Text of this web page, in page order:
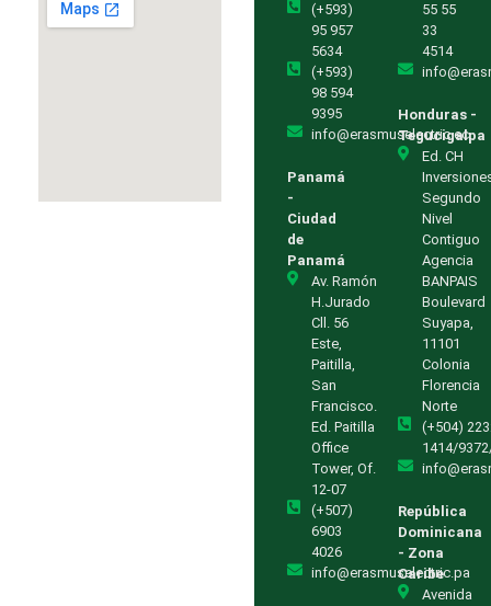
(+593)
95 957
5634
(+593)
98 594
9395
info@erasmuselectric.ec
Panamá
-
Ciudad
de
Panamá
Av. Ramón
H.Jurado
Cll. 56
Este,
Paitilla,
San
Francisco.
Ed. Paitilla
Office
Tower, Of.
12-07
(+507)
6903
4026
info@erasmuselectric.pa
55 55
33
4514
Honduras -
Tegucigalpa
Ed. CH
Segundo
Nivel
Contiguo
Agencia
BANPAIS
Boulevard
Suyapa,
11101
Colonia
Florencia
Norte
(+504)
1414/
República
Dominicana
- Zona
Caribe
Avenida